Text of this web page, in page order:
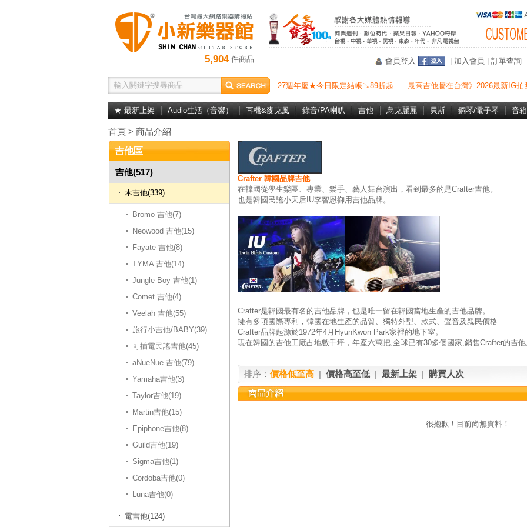
5,904件商品 會員登入 加入會員 訂單查詢
27週年慶★今日限定結帳↘89折起 最高吉他牆在台灣》2026最新IG拍
★ 最新上架 Audio生活（音響） 耳機&麥克風 錄音/PA喇叭 吉他 烏克麗麗 貝斯 鋼琴/電子琴 音
首頁 > 商品介紹
吉他區
吉他(517)
木吉他(339)
Bromo 吉他(7)
Neowood 吉他(15)
Fayate 吉他(8)
TYMA 吉他(14)
Jungle Boy 吉他(1)
Comet 吉他(4)
Veelah 吉他(55)
旅行小吉他/BABY(39)
可插電民謠吉他(45)
aNueNue 吉他(79)
Yamaha吉他(3)
Taylor吉他(19)
Martin吉他(15)
Epiphone吉他(8)
Guild吉他(19)
Sigma吉他(1)
Cordoba吉他(0)
Luna吉他(0)
電吉他(124)
Crafter 韓國品牌吉他
在韓國從學生樂團、專業、樂手、藝人舞台演出，看到最多的是Crafter吉他。
也是韓國民謠小天后IU李智恩御用吉他品牌。
Crafter是韓國最有名的吉他品牌，也是唯一留在韓國當地生產的吉他品牌。
擁有多項國際專利，韓國在地生產的品質、獨特外型、款式、聲音及親民價格
Crafter品牌起源於1972年4月HyunKwon Park家裡的地下室。
現在韓國的吉他工廠占地數千坪，年產六萬把,全球已有30多個國家,銷售Crafter的吉
排序： 價格低至高 | 價格高至低 | 最新上架 | 購買人次
很抱歉！目前尚無資料！